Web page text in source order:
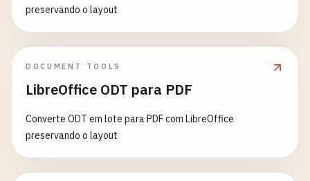
preservando o layout
DOCUMENT TOOLS
LibreOffice ODT para PDF
Converte ODT em lote para PDF com LibreOffice
preservando o layout